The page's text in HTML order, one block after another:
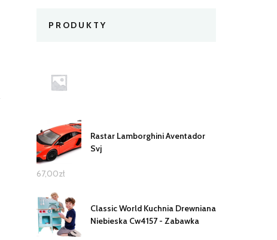
PRODUKTY
Rastar Lamborghini Aventador
Svj
67,00zł
Classic World Kuchnia Drewniana
Niebieska Cw4157 - Zabawka